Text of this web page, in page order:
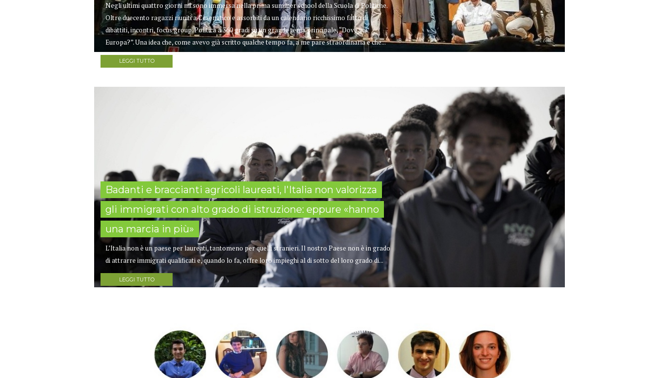
Negli ultimi quattro giorni mi sono immersa nella prima summer school della Scuola di Politiche.
Oltre duecento ragazzi riuniti a Cesenatico e assorbiti da un calendario ricchissimo fatto di
dibattiti, incontri, focus group. Politica a 360 gradi su un grande tema principale, “Dove vai
Europa?”. Una idea che, come avevo già scritto qualche tempo fa, a me pare straordinaria e che...
LEGGI TUTTO
Badanti e braccianti agricoli laureati, l'Italia non valorizza
gli immigrati con alto grado di istruzione: eppure «hanno
una marcia in più»
L’Italia non è un paese per laureati, tantomeno per quelli stranieri. Il nostro Paese non è in grado
di attrarre immigrati qualificati e, quando lo fa, offre loro impieghi al di sotto del loro grado di...
LEGGI TUTTO